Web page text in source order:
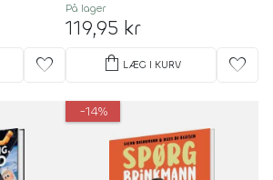
favorite
På lager
119,95 kr
shopping_bag LÆG I KURV favorite
-14%